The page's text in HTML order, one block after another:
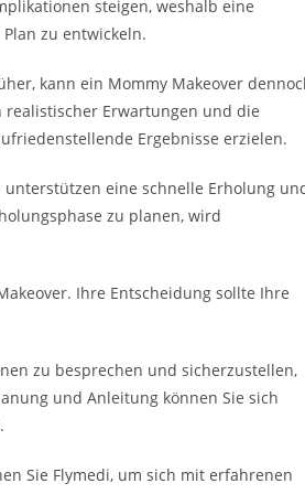
steigen, weshalb eine
zu entwickeln.
kann ein Mommy Makeover
realistischer Erwartungen und die
Ergebnisse erzielen.
eine schnelle Erholung
zu planen, wird
Ihre Entscheidung sollte Ihre
zu besprechen und sicherzustellen,
und Anleitung können Sie sich
Sie Flymedi, um sich mit erfahrenen